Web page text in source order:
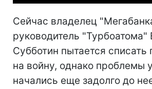
Сейчас владелец
руководитель "Турбоатома"
Субботин пытается списать
на войну, однако проблемы
начались еще задолго до